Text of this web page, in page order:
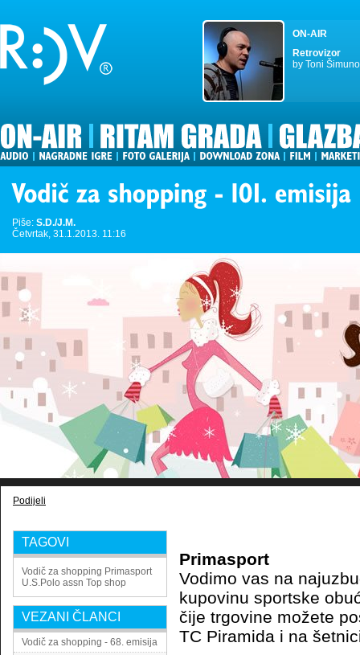
ON-AIR
Retrovizor
by Toni
Piše: S.D./J.M.
Četvrtak, 31.1.2013. 11:16
Podijeli
TAGOVI
Vodič za shopping Primasport
U.S.Polo assn Top shop
VEZANI ČLANCI
Vodič za shopping - 68. emisija
Primasport
Vodimo vas na
kupovinu sportske
čije trgovine možete
TC Piramida i na